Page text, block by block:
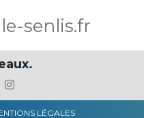
senlis.fr
.
LÉGALES